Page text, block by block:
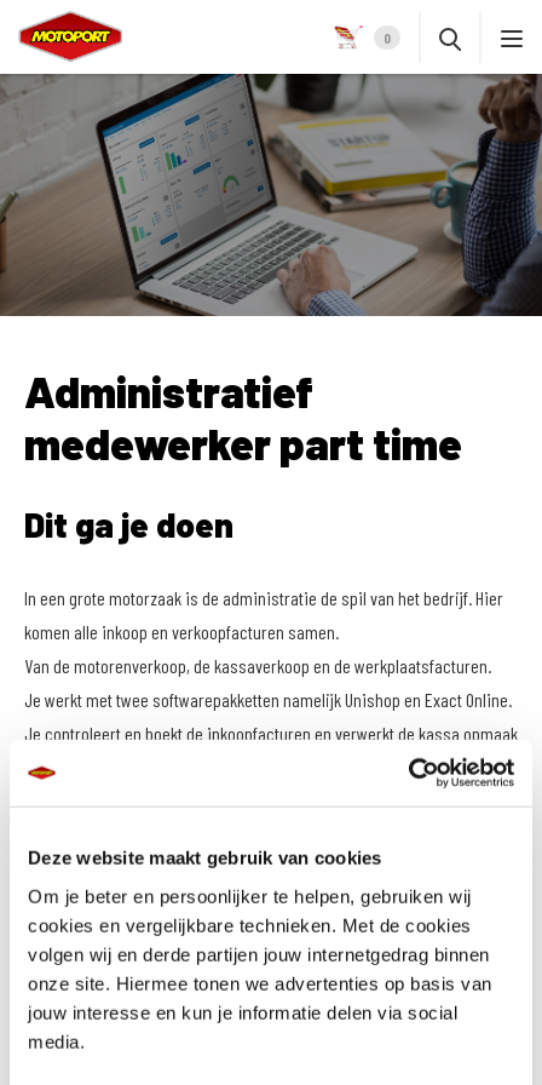
Deze website maakt gebruik van cookies
Om je beter en persoonlijker te helpen, gebruiken wij
cookies en vergelijkbare technieken. Met de cookies
volgen wij en derde partijen jouw internetgedrag binnen
onze site. Hiermee tonen we advertenties op basis van
jouw interesse en kun je informatie delen via social
media.
0
Administratief
medewerker part time
Dit ga je doen
In een grote motorzaak is de administratie de spil van het bedrijf. Hier
komen alle inkoop en verkoopfacturen samen.
Van de motorenverkoop, de kassaverkoop en de werkplaatsfacturen.
Je werkt met twee softwarepakketten namelijk Unishop en Exact Online.
Je controleert en boekt de inkoopfacturen en verwerkt de kassa opmaak
op de juiste manier in de financiele administratie.
Je beheert de debiteuren en helpt mee bij periode afsluiting en
Op termijn kun je doorgroeien en verzorg je de gehele financiele
administratie van MotoPort Veldhoven.
In aanvang betreft dit een functie voor 16 - 24 uur per week
Dit ben jij